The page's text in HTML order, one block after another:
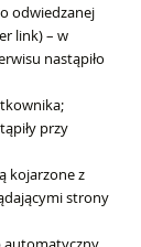
odwiedzanej
link) – w
nastąpiło
przy
kojarzone z
strony